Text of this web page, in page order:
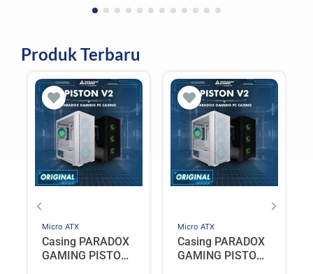
Produk Terbaru
Micro ATX
Casing PARADOX
GAMING PISTON
Micro ATX
Casing PARADOX
GAMING PISTON